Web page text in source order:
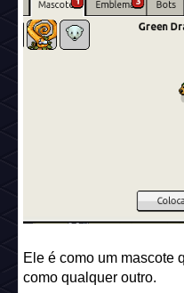
Ele é como um mascote
como qualquer outro.